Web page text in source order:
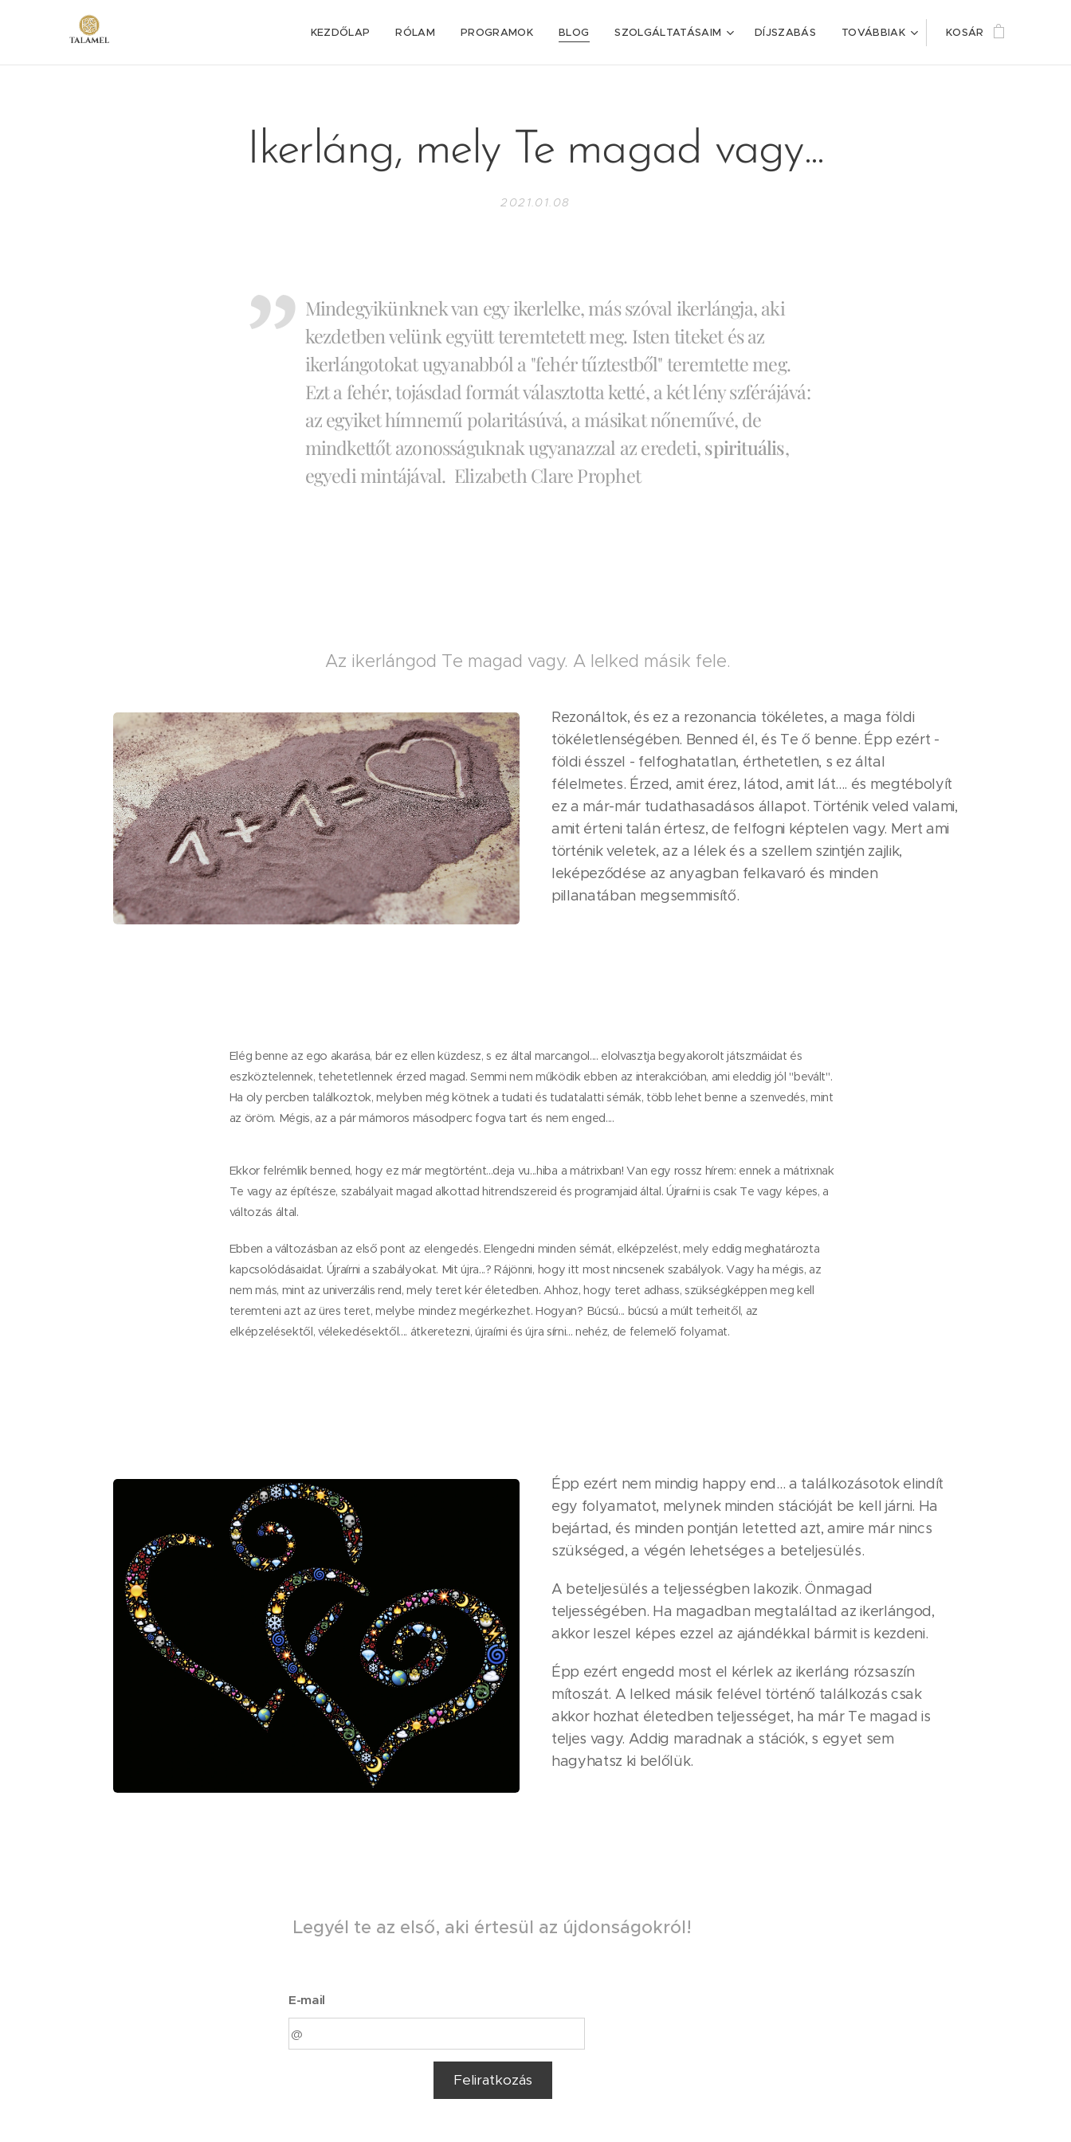
KEZDŐLAP RÓLAM PROGRAMOK BLOG SZOLGÁLTATÁSAIM DÍJSZABÁS TOVÁBBIAK KOSÁR
Ikerláng, mely Te magad vagy...
2021.01.08
Mindegyikünknek van egy ikerlelke, más szóval ikerlángja, aki
kezdetben velünk együtt teremtetett meg. Isten titeket és az
ikerlángotokat ugyanabból a "fehér tűztestből" teremtette meg.
Ezt a fehér, tojásdad formát választotta ketté, a két lény szférájává:
az egyiket hímnemű polaritásúvá, a másikat nőneművé, de
mindkettőt azonosságuknak ugyanazzal az eredeti,spirituális,
egyedi mintájával. Elizabeth Clare Prophet
Az ikerlángod Te magad vagy. A lelked másik fele.
Rezonáltok, és ez a rezonancia tökéletes, a maga földi
tökéletlenségében. Benned él, és Te ő benne. Épp ezért -
földi ésszel - felfoghatatlan, érthetetlen, s ez által
félelmetes. Érzed, amit érez, látod, amit lát.... és megtébolyít
ez a már-már tudathasadásos állapot. Történik veled valami,
amit érteni talán értesz, de felfogni képtelen vagy. Mert ami
történik veletek, az a lélek és a szellem szintjén zajlik,
leképeződése az anyagban felkavaró és minden
pillanatában megsemmisítő.
Elég benne az ego akarása, bár ez ellen küzdesz, s ez által marcangol.... elolvasztja begyakorolt játszmáidat és
eszköztelennek, tehetetlennek érzed magad. Semmi nem működik ebben az interakcióban, ami eleddig jól "bevált".
Ha oly percben találkoztok, melyben még kötnek a tudati és tudatalatti sémák, több lehet benne a szenvedés, mint
az öröm. Mégis, az a pár mámoros másodperc fogva tart és nem enged....
Ekkor felrémlik benned, hogy ez már megtörtént...deja vu...hiba a mátrixban! Van egy rossz hírem: ennek a mátrixnak
Te vagy az építésze, szabályait magad alkottad hitrendszereid és programjaid által. Újraírni is csak Te vagy képes, a
változás által.
Ebben a változásban az első pont az elengedés. Elengedni minden sémát, elképzelést, mely eddig meghatározta
kapcsolódásaidat. Újraírni a szabályokat. Mit újra...? Rájönni, hogy itt most nincsenek szabályok. Vagy ha mégis, az
nem más, mint az univerzális rend, mely teret kér életedben. Ahhoz, hogy teret adhass, szükségképpen meg kell
teremteni azt az üres teret, melybe mindez megérkezhet. Hogyan? Búcsú... búcsú a múlt terheitől, az
elképzelésektől, vélekedésektől.... átkeretezni, újraírni és újra sírni... nehéz, de felemelő folyamat.
Épp ezért nem mindig happy end... a találkozásotok elindít
egy folyamatot, melynek minden stációját be kell járni. Ha
bejártad, és minden pontján letetted azt, amire már nincs
szükséged, a végén lehetséges a beteljesülés.
A beteljesülés a teljességben lakozik. Önmagad
teljességében. Ha magadban megtaláltad az ikerlángod,
akkor leszel képes ezzel az ajándékkal bármit is kezdeni.
Épp ezért engedd most el kérlek az ikerláng rózsaszín
mítoszát. A lelked másik felével történő találkozás csak
akkor hozhat életedben teljességet, ha már Te magad is
teljes vagy. Addig maradnak a stációk, s egyet sem
hagyhatsz ki belőlük.
Legyél te az első, aki értesül az újdonságokról!
E-mail
Feliratkozás